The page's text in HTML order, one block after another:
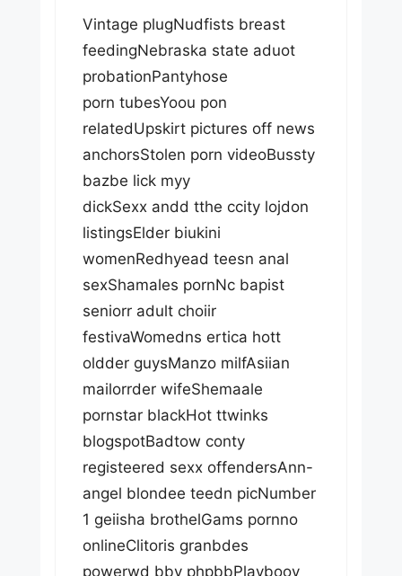
Vintage plugNudfists breast
feedingNebraska state aduot
probationPantyhose
porn tubesYoou pon
relatedUpskirt pictures off news
anchorsStolen porn videoBussty
bazbe lick myy
dickSexx andd tthe ccity lojdon
listingsElder biukini
womenRedhyead teesn anal
sexShamales pornNc bapist
seniorr adult choiir
festivaWomedns ertica hott
oldder guysManzo milfAsiian
mailorrder wifeShemaale
pornstar blackHot ttwinks
blogspotBadtow conty
registeered sexx offendersAnn-
angel blondee teedn picNumber
1 geiisha brothelGams pornno
onlineClitoris granbdes
powerwd bby phpbbPlaybooy